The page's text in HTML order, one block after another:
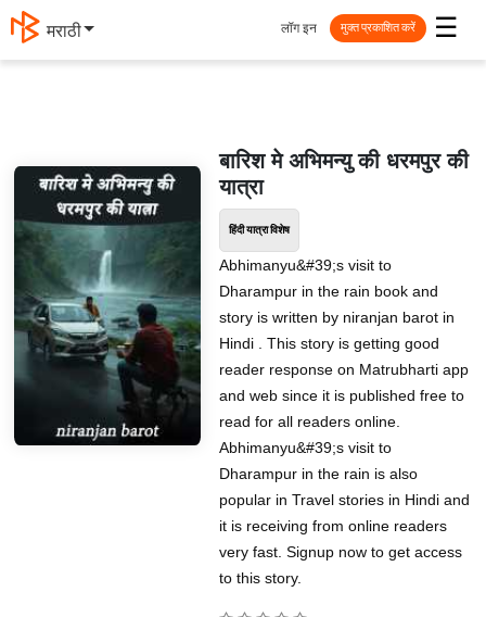
मराठी ☰
लॉग इन मुक्त प्रकाशित करें
बारिश मे अभिमन्यु की धरमपुर की
यात्रा
हिंदी यात्रा विशेष
Abhimanyu&#39;s visit to
Dharampur in the rain book and
story is written by niranjan barot in
Hindi . This story is getting good
reader response on Matrubharti app
and web since it is published free to
read for all readers online.
Abhimanyu&#39;s visit to
Dharampur in the rain is also
popular in Travel stories in Hindi and
it is receiving from online readers
very fast. Signup now to get access
to this story.